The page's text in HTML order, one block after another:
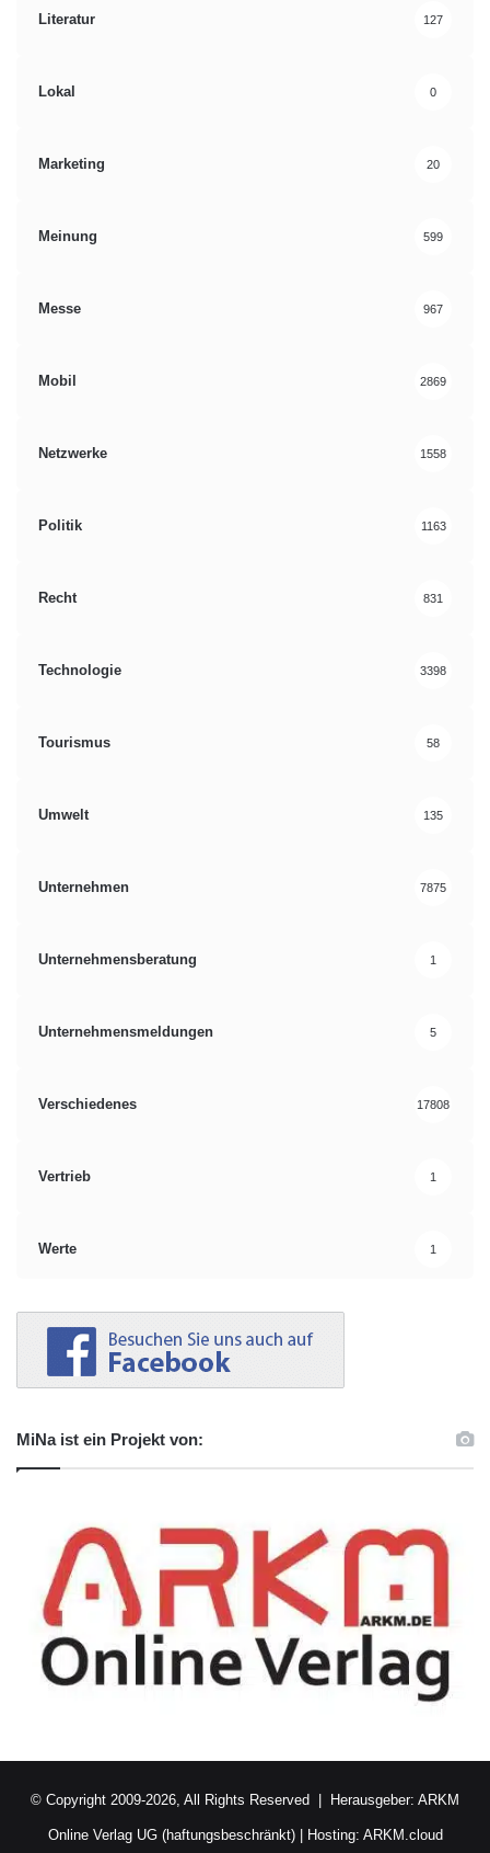
Literatur 127
Lokal 0
Marketing 20
Meinung 599
Messe 967
Mobil 2869
Netzwerke 1558
Politik 1163
Recht 831
Technologie 3398
Tourismus 58
Umwelt 135
Unternehmen 7875
Unternehmensberatung 1
Unternehmensmeldungen 5
Verschiedenes 17808
Vertrieb 1
Werte 1
MiNa ist ein Projekt von:
© Copyright 2009-2026, All Rights Reserved | Herausgeber: ARKM
Online Verlag UG (haftungsbeschränkt)| Hosting: ARKM.cloud